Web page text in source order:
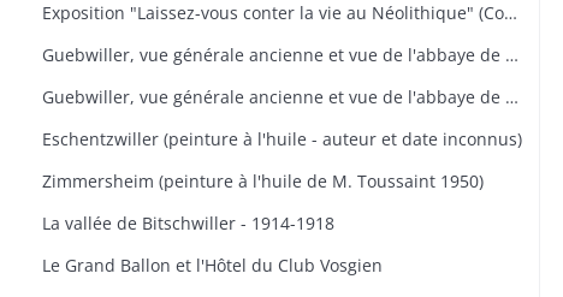
Exposition "Laissez-vous conter la vie au Néolithique" (Communauté de Communes de la Région de Guebwiller, du 14 octobre 2011 au 26 janvier 2012)
Guebwiller, vue générale ancienne et vue de l'abbaye de Murbach.
Guebwiller, vue générale ancienne et vue de l'abbaye de Murbach.
Eschentzwiller (peinture à l'huile - auteur et date inconnus)
Zimmersheim (peinture à l'huile de M. Toussaint 1950)
La vallée de Bitschwiller - 1914-1918
Le Grand Ballon et l'Hôtel du Club Vosgien